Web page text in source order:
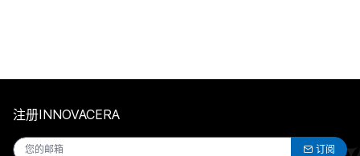
注册INNOVACERA
订阅